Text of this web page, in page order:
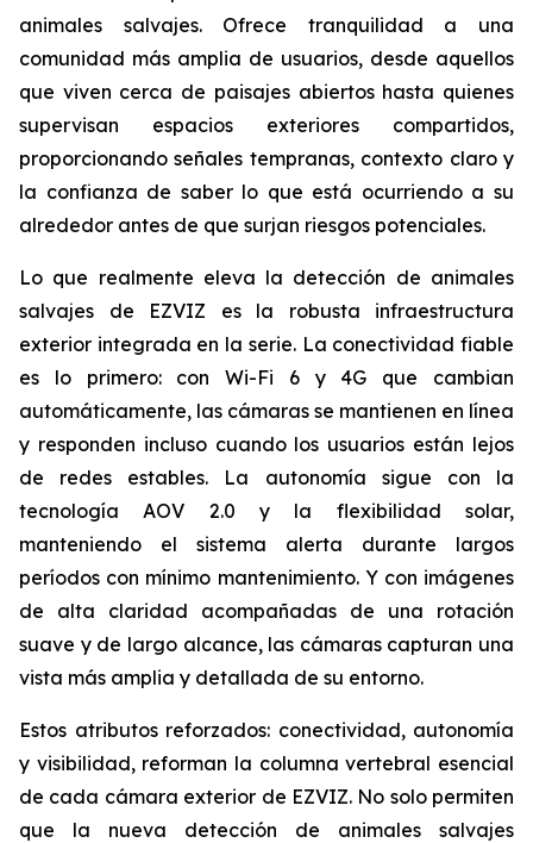
animales salvajes. Ofrece tranquilidad a una
comunidad más amplia de usuarios, desde aquellos
que viven cerca de paisajes abiertos hasta quienes
supervisan espacios exteriores compartidos,
proporcionando señales tempranas, contexto claro y
la confianza de saber lo que está ocurriendo a su
alrededor antes de que surjan riesgos potenciales.
Lo que realmente eleva la detección de animales
salvajes de EZVIZ es la robusta infraestructura
exterior integrada en la serie. La conectividad fiable
es lo primero: con Wi-Fi 6 y 4G que cambian
automáticamente, las cámaras se mantienen en línea
y responden incluso cuando los usuarios están lejos
de redes estables. La autonomía sigue con la
tecnología AOV 2.0 y la flexibilidad solar,
manteniendo el sistema alerta durante largos
períodos con mínimo mantenimiento. Y con imágenes
de alta claridad acompañadas de una rotación
suave y de largo alcance, las cámaras capturan una
vista más amplia y detallada de su entorno.
Estos atributos reforzados: conectividad, autonomía
y visibilidad, reforman la columna vertebral esencial
de cada cámara exterior de EZVIZ. No solo permiten
que la nueva detección de animales salvajes